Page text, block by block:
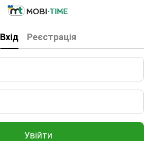
Вхід Реєстрація
Увійти